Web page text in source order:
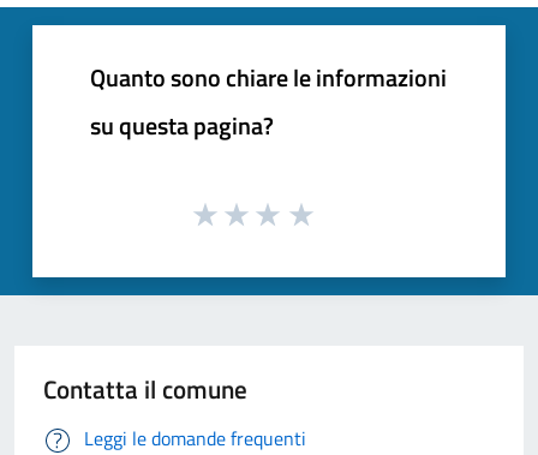
Quanto sono chiare le informazioni
su questa pagina?
Contatta il comune
Leggi le domande frequenti